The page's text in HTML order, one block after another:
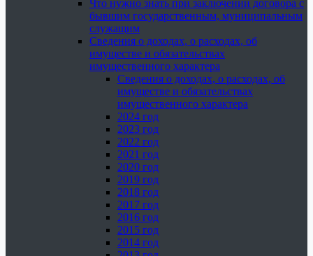
Что нужно знать при заключении договора с
бывшим государственным, муниципальным
служащим
Сведения о доходах, о расходах, об
имуществе и обязательствах
имущественного характера
Сведения о доходах, о расходах, об
имуществе и обязательствах
имущественного характера
2024 год
2023 год
2022 год
2021 год
2020 год
2019 год
2018 год
2017 год
2016 год
2015 год
2014 год